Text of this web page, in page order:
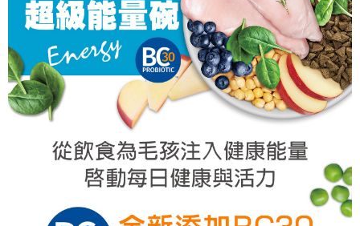
【注意事項】
１．透過由恩沛科技股份有限公司提供之「AFTEE先享後付」服務完成之交
易，需依本服務之必要範圍內提供個人資料，並將交易相關給付款項請求債
權轉讓予恩沛科技股份有限公司。
２．關於個人資料處理事宜，請瀏覽以下網址：
https://aftee.tw/terms/#terms3
３．未成年的使用者請事先徵得法定代理人或監護人之同意方可使用
「AFTEE先享後付」，若未經同意申辦者引起之損失，本公司不負相關責
４．使用「AFTEE先享後付」時，將依據個別帳號之用戶狀況，依本公司即
時審查核予不同之上限額度；若仍有額度不足之情形，本公司將視審查結果
請求用戶進行身份認證。
５．嚴禁一人註冊多個帳號或使用他人資訊註冊。若發現惡意使用之情形，
恩沛科技股份有限公司將有權停止該用戶之使用額度並採取法律行動。
每筆NT$65，滿NT$1,000(含以上)免運費
每筆NT$95，滿NT$1,000(含以上)免運費
離島宅配
每筆NT$180
貨到付款
每筆NT$95，滿NT$1,000(含以上)免運費